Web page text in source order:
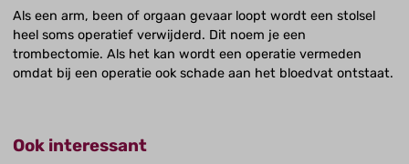
Als een arm, been of orgaan gevaar loopt wordt een stolsel
heel soms operatief verwijderd. Dit noem je een
trombectomie. Als het kan wordt een operatie vermeden
omdat bij een operatie ook schade aan het bloedvat ontstaat.
Ook interessant